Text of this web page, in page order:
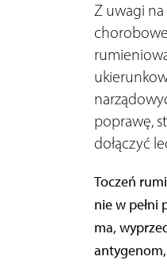
Z uwagi
poprawę,
dołączyć
Toczeń
nie w pełni
ma,